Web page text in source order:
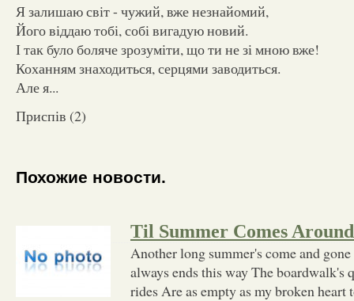
Я залишаю світ - чужий, вже незнайомий,
Його віддаю тобі, собі вигадую новий.
І так було боляче зрозуміти, що ти не зі мною вже!
Коханням знаходиться, серцями заводиться.
Але я...
Приспів (2)
Похожие новости.
Til Summer Comes Around
Another long summer's come and
always ends this way The boardwalk's
rides Are as empty as my broken